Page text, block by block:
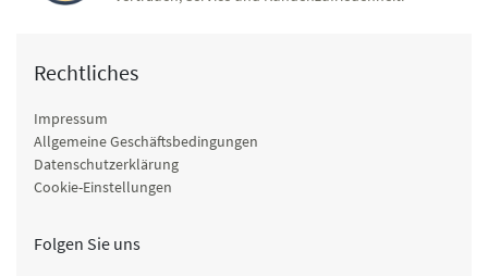
Rechtliches
Impressum
Allgemeine Geschäftsbedingungen
Datenschutzerklärung
Cookie-Einstellungen
Folgen Sie uns